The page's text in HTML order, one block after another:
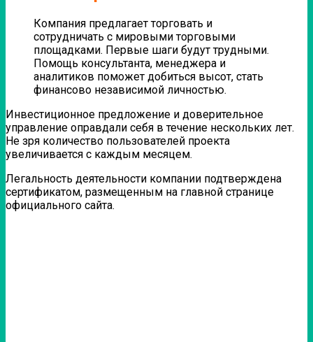
Компания предлагает торговать и
сотрудничать с мировыми торговыми
площадками. Первые шаги будут трудными.
Помощь консультанта, менеджера и
аналитиков поможет добиться высот, стать
финансово независимой личностью.
Инвестиционное предложение и доверительное
управление оправдали себя в течение нескольких лет.
Не зря количество пользователей проекта
увеличивается с каждым месяцем.
Легальность деятельности компании подтверждена
сертификатом, размещенным на главной странице
официального сайта.